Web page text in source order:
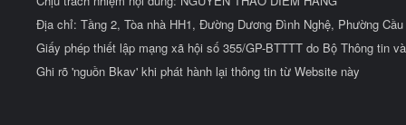
Địa chỉ: Tầng 2, Tòa nhà HH1, Đường Dương Đình Nghệ, Phường
Giấy phép thiết lập mạng xã hội số 355/GP-BTTTT do Bộ Thông tin
Ghi rõ 'nguồn Bkav' khi phát hành lại thông tin từ Website này